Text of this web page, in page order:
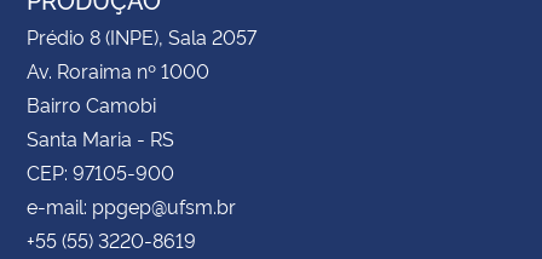
Prédio 8 (INPE), Sala 2057
Av. Roraima nº 1000
Bairro Camobi
Santa Maria - RS
CEP: 97105-900
e-mail: ppgep@ufsm.br
+55 (55) 3220-8619